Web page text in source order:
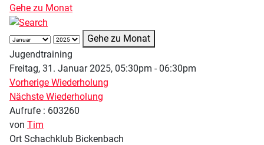
Gehe zu Monat
Gehe zu Monat
Jugendtraining
Freitag, 31. Januar 2025, 05:30pm - 06:30pm
Vorherige Wiederholung
Nächste Wiederholung
Aufrufe : 603260
von Tim
Ort Schachklub Bickenbach